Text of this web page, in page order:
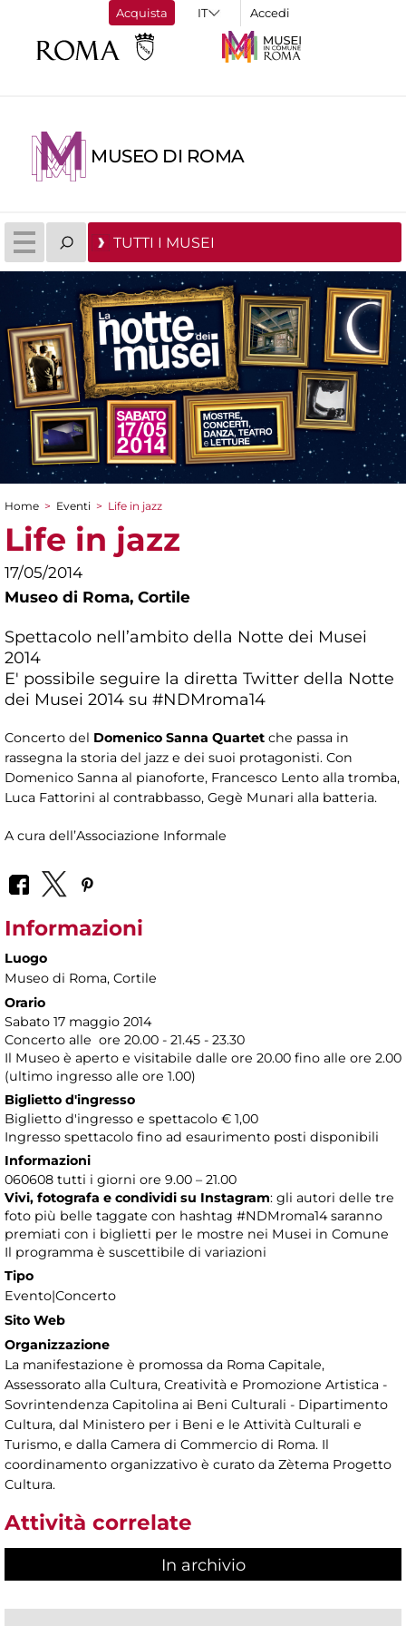
Acquista Accedi
MUSEO DI ROMA
TUTTI I MUSEI
Tu sei qui
Home > Eventi > Life in jazz
Life in jazz
17/05/2014
Museo di Roma, Cortile
Spettacolo nell’ambito della Notte dei Musei
2014
E' possibile seguire la diretta Twitter della Notte
dei Musei 2014 su #NDMroma14
Concerto del Domenico Sanna Quartet che passa in
rassegna la storia del jazz e dei suoi protagonisti. Con
Domenico Sanna al pianoforte, Francesco Lento alla tromba,
Luca Fattorini al contrabbasso, Gegè Munari alla batteria.
A cura dell’Associazione Informale
Informazioni
Luogo
Museo di Roma, Cortile
Orario
Sabato 17 maggio 2014
Concerto alle ore 20.00 - 21.45 - 23.30
Il Museo è aperto e visitabile dalle ore 20.00 fino alle ore 2.00
(ultimo ingresso alle ore 1.00)
Biglietto d'ingresso
Biglietto d'ingresso e spettacolo € 1,00
Ingresso spettacolo fino ad esaurimento posti disponibili
Informazioni
060608 tutti i giorni ore 9.00 – 21.00
Vivi, fotografa e condividi su Instagram: gli autori delle tre
foto più belle taggate con hashtag #NDMroma14 saranno
premiati con i biglietti per le mostre nei Musei in Comune
Il programma è suscettibile di variazioni
Tipo
Evento|Concerto
Sito Web
Organizzazione
La manifestazione è promossa da Roma Capitale,
Assessorato alla Cultura, Creatività e Promozione Artistica -
Sovrintendenza Capitolina ai Beni Culturali - Dipartimento
Cultura, dal Ministero per i Beni e le Attività Culturali e
Turismo, e dalla Camera di Commercio di Roma. Il
coordinamento organizzativo è curato da Zètema Progetto
Cultura.
Attività correlate
In archivio